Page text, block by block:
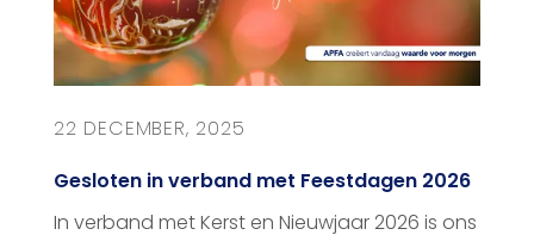
22 DECEMBER, 2025
Gesloten in verband met Feestdagen 2026
In verband met Kerst en Nieuwjaar 2026 is ons